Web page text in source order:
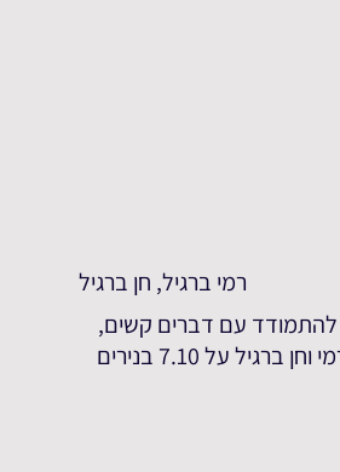
רמי ברגיל, חן ברגיל
להתמודד עם דברים קשים,
על 7.10 בנירים